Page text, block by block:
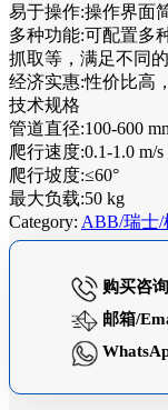
易于操作:操作界面
多种功能:可配置多
抓取等，满足不同的
经济实惠:性价比高
技术规格
管道直径:100-600
爬行速度:0.1-1.0 m/s
爬行坡度:≤60°
最大负载:50 kg
Category: ABB/瑞士/
购买咨
邮箱/